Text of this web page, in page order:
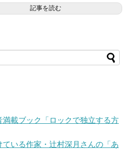
記事を読む
満載ブック「ロックで独立する方
いる作家・辻村深月さんの「あ